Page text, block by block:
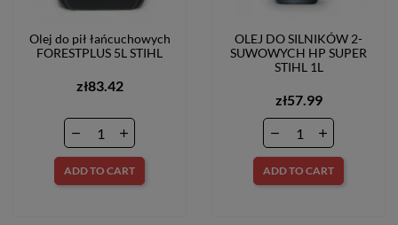
Olej do pił łańcuchowych
FORESTPLUS 5L STIHL
zł83.42
ADD TO CART
OLEJ DO SILNIKÓW 2-
SUWOWYCH HP SUPER
STIHL 1L
zł57.99
ADD TO CART